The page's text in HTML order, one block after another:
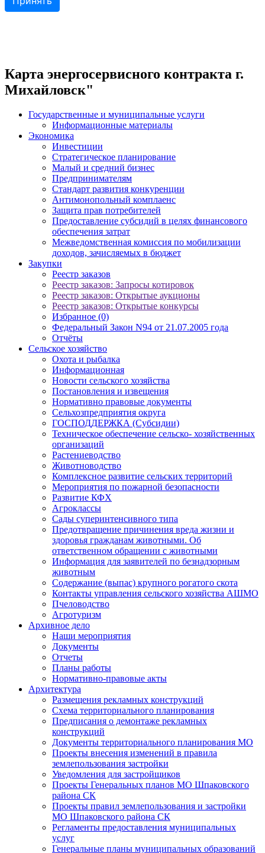
Карта энергосервисного контракта г.
Михайловск"
Государственные и муниципальные услуги
Информационные материалы
Экономика
Инвестиции
Стратегическое планирование
Малый и средний бизнес
Предпринимателям
Стандарт развития конкуренции
Антимонопольный комплаенс
Защита прав потребителей
Предоставление субсидий в целях финансового
обеспечения затрат
Межведомственная комиссия по мобилизации
доходов, зачисляемых в бюджет
Закупки
Реестр заказов
Реестр заказов: Запросы котировок
Реестр заказов: Открытые аукционы
Реестр заказов: Открытые конкурсы
Избранное (0)
Федеральный Закон N94 от 21.07.2005 года
Отчёты
Сельское хозяйство
Охота и рыбалка
Информационная
Новости сельского хозяйства
Постановления и извещения
Нормативно правовые документы
Сельхозпредприятия округа
ГОСПОДДЕРЖКА (Субсидии)
Техническое обеспечение сельско- хозяйственных
организаций
Растениеводство
Животноводство
Комплексное развитие сельских территорий
Мероприятия по пожарной безопасности
Развитие КФХ
Агроклассы
Сады суперинтенсивного типа
Предотвращение причинения вреда жизни и
здоровья гражданам животными. Об
ответственном обращении с животными
Информация для заявителей по безнадзорным
животным
Содержание (выпас) крупного рогатого скота
Контакты управления сельского хозяйства АШМО
Пчеловодство
Агротуризм
Архивное дело
Наши мероприятия
Документы
Отчеты
Планы работы
Нормативно-правовые акты
Архитектура
Размещения рекламных конструкций
Схема территориального планирования
Предписания о демонтаже рекламных
конструкций
Документы территориального планирования МО
Проекты внесения изменений в правила
землепользования застройки
Уведомления для застройщиков
Проекты Генеральных планов МО Шпаковского
района СК
Проекты правил землепользования и застройки
МО Шпаковского района СК
Регламенты предоставления муниципальных
услуг
Генеральные планы муниципальных образований